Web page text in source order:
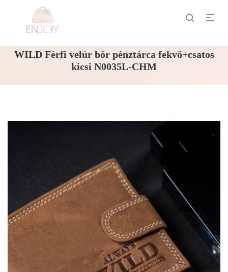
WILD Férfi velúr bőr pénztárca fekvő+csatos
kicsi N0035L-CHM